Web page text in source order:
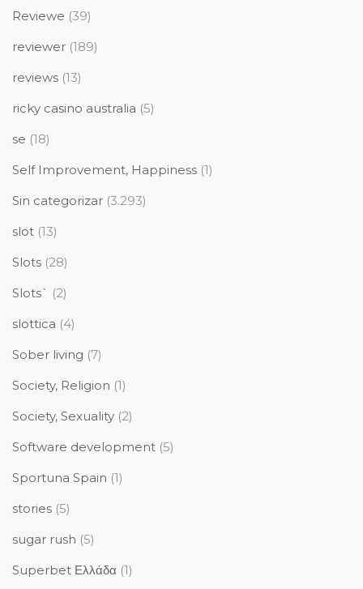
Reviewe (39)
reviewer (189)
reviews (13)
ricky casino australia (5)
se (18)
Self Improvement, Happiness (1)
Sin categorizar (3.293)
slot (13)
Slots (28)
Slots` (2)
slottica (4)
Sober living (7)
Society, Religion (1)
Society, Sexuality (2)
Software development (5)
Sportuna Spain (1)
stories (5)
sugar rush (5)
Superbet Ελλάδα (1)